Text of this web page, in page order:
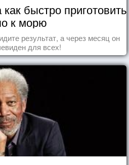
быстро приготовить
к морю
результат, а через месяц он
для всех!